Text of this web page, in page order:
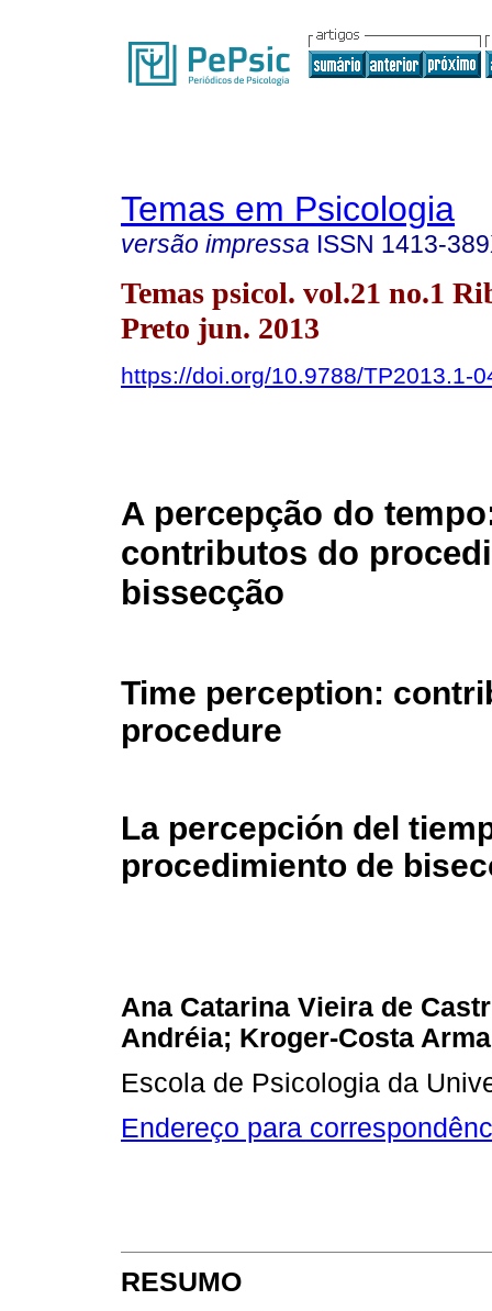
Temas em Psicologia
versão impressa ISSN 1413-
Temas psicol. vol.21 no.1
Preto jun. 2013
https://doi.org/10.9788/TP2013.1-
A percepção do
contributos do
bissecção
Time perception:
procedure
La percepción del
procedimiento de
Ana Catarina Vieira de
Andréia; Kroger-Costa
Escola de Psicologia da
Endereço para
RESUMO